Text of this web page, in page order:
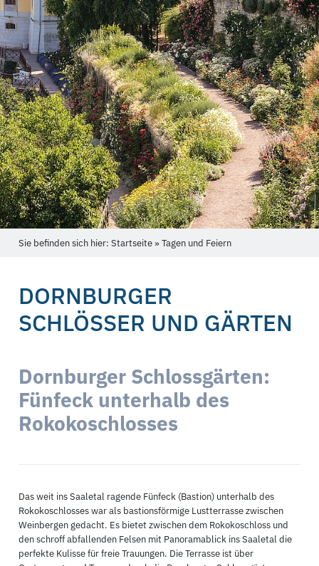
Sie befinden sich hier: Startseite » Tagen und Feiern
DORNBURGER
SCHLÖSSER UND GÄRTEN
Dornburger Schlossgärten:
Fünfeck unterhalb des
Rokokoschlosses
Das weit ins Saaletal ragende Fünfeck (Bastion) unterhalb des
Rokokoschlosses war als bastionsförmige Lustterrasse zwischen
Weinbergen gedacht. Es bietet zwischen dem Rokokoschloss und
den schroff abfallenden Felsen mit Panoramablick ins Saaletal die
perfekte Kulisse für freie Trauungen. Die Terrasse ist über